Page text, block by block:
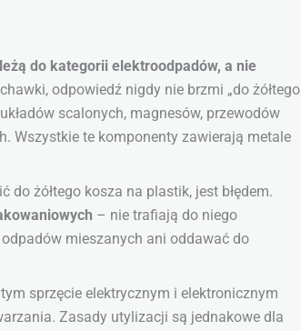
do kategorii elektroodpadów, a nie
odpowiedź nigdy nie brzmi „do żółtego
scalonych, magnesów, przewodów
Wszystkie te komponenty zawierają metale
żółtego kosza na plastik, jest błędem.
– nie trafiają do niego
mieszanych ani oddawać do
sprzęcie elektrycznym i elektronicznym
Zasady utylizacji są jednakowe dla